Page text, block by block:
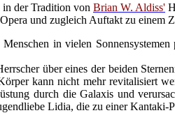
in der Tradition von Brian W. Aldiss'
und zugleich Auftakt zu einem
in vielen
über eines der beiden
kann nicht mehr revitalisiert
durch die Galaxis und
Lidia, die zu einer